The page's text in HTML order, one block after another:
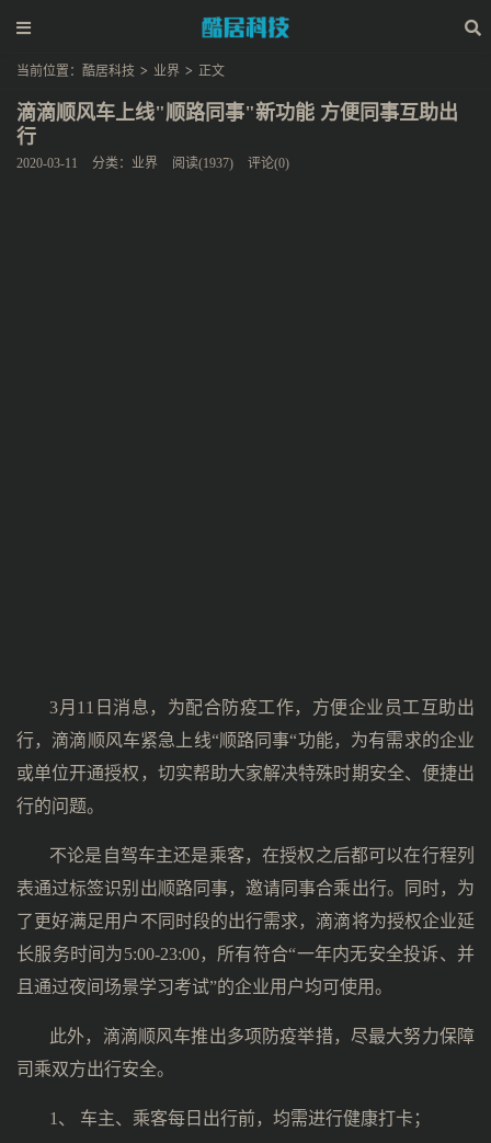
当前位置： 酷居科技 > 业界 > 正文
滴滴顺风车上线"顺路同事"新功能 方便同事互助出
行
2020-03-11 分类： 业界 阅读(1937) 评论(0)
3月11日消息，为配合防疫工作，方便企业员工互助出
行，滴滴顺风车紧急上线“顺路同事“功能，为有需求的企业
或单位开通授权，切实帮助大家解决特殊时期安全、便捷出
行的问题。
不论是自驾车主还是乘客，在授权之后都可以在行程列
表通过标签识别出顺路同事，邀请同事合乘出行。同时，为
了更好满足用户不同时段的出行需求，滴滴将为授权企业延
长服务时间为5:00-23:00，所有符合“一年内无安全投诉、并
且通过夜间场景学习考试”的企业用户均可使用。
此外，滴滴顺风车推出多项防疫举措，尽最大努力保障
司乘双方出行安全。
1、 车主、乘客每日出行前，均需进行健康打卡；